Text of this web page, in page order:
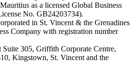
as a licensed Global Business
No. GB24203734).
in St. Vincent & the Grenadines
Company with registration number
Suite 305, Griffith Corporate Centre,
Kingstown, St. Vincent and the